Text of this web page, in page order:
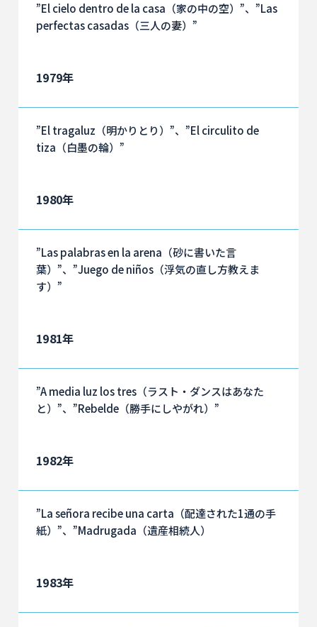
”El cielo dentro de la casa（家の中の空）”、”Las
perfectas casadas（三人の妻）”
1979年
”El tragaluz（明かりとり）”、”El circulito de
tiza（白墨の輪）”
1980年
”Las palabras en la arena（砂に書いた言
葉）”、”Juego de niños（浮気の直し方教えま
す）”
1981年
”A media luz los tres（ラスト・ダンスはあなた
と）”、”Rebelde（勝手にしやがれ）”
1982年
”La señora recibe una carta（配達された1通の手
紙）”、”Madrugada（遺産相続人）
1983年